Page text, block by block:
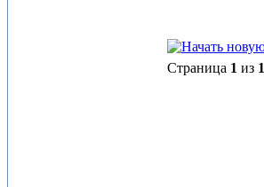
Страница 1 из 1